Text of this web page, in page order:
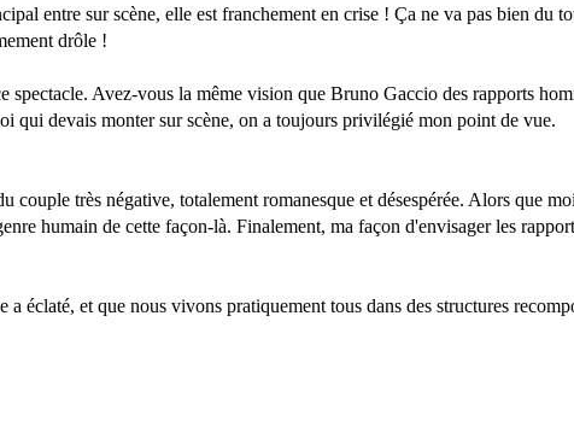
entre sur scène, elle est franchement en crise ! Ça ne va pas bien du
drôle !
Avez-vous la même vision que Bruno Gaccio des rapports
qui devais monter sur scène, on a toujours privilégié mon point de vue.
couple très négative, totalement romanesque et désespérée. Alors que
humain de cette façon-là. Finalement, ma façon d'envisager les
éclaté, et que nous vivons pratiquement tous dans des structures